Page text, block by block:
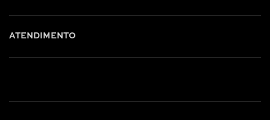
ATENDIMENTO